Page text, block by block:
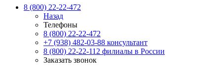
8 (800) 22-22-472
Назад
Телефоны
8 (800) 22-22-472
+7 (938) 482-03-88 консультант
8 (800) 22-22-112 филиалы в России
Заказать звонок